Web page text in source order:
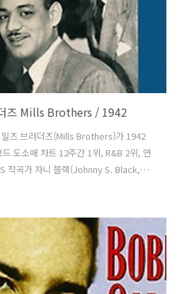
즈 Mills Brothers / 1942
즈 브러더즈(Mills Brothers)가 1942
도소매 차트 12주간 1위, R&B 2위, 연
작곡가 자니 블랙(Johnny S. Black,
1922년 악보를 출간했다. 자니는 권
인형을 사귀는 게 낫겠다는 말을 하며
는 아주 많은 여자들을 사귀어봤지만 변
으니 맘편히 신뢰할 수 있는 종이인형을
는 내용인 것 같다. 요즘으로 치면 어장